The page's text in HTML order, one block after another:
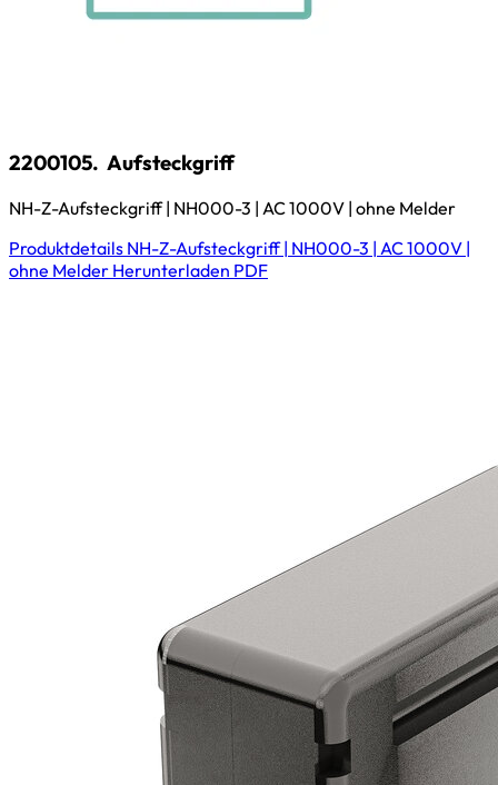
2200105. Aufsteckgriff
NH-Z-Aufsteckgriff | NH000-3 | AC 1000V | ohne Melder
Produktdetails NH-Z-Aufsteckgriff | NH000-3 | AC 1000V |
ohne Melder Herunterladen PDF